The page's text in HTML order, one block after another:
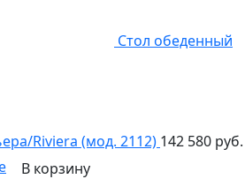
Стол обеденный
Riviera (мод. 2112) 142 580 руб.
В корзину